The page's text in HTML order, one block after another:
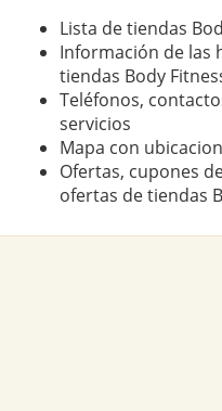
Lista de tiendas
Información de las
tiendas Body
Teléfonos,
servicios
Mapa con
Ofertas, cupones
ofertas de tiendas